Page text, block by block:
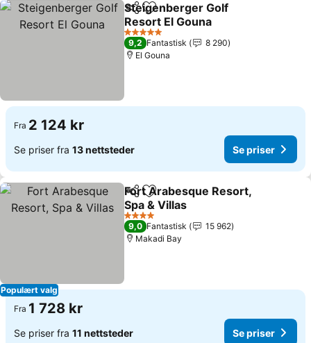
Del Legg til i favoritter
Steigenberger Golf
Resort El Gouna
Se priser
5 Stjerner
9,2 Fantastisk
8 290
El Gouna
Fra 2 124 kr
Se priser fra 13 nettsteder Se priser
Populært valg
Del Legg til i favoritter
Fort Arabesque Resort,
Spa & Villas
Se priser
4 Stjerner
9,0 Fantastisk
15 962
Makadi Bay
Fra 1 728 kr
Se priser fra 11 nettsteder Se priser